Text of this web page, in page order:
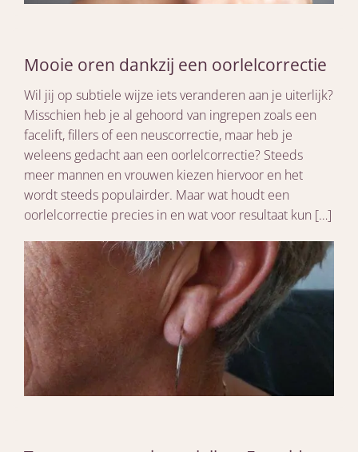
Mooie oren dankzij een oorlelcorrectie
Wil jij op subtiele wijze iets veranderen aan je uiterlijk?
Misschien heb je al gehoord van ingrepen zoals een
facelift, fillers of een neuscorrectie, maar heb je
weleens gedacht aan een oorlelcorrectie? Steeds
meer mannen en vrouwen kiezen hiervoor en het
wordt steeds populairder. Maar wat houdt een
oorlelcorrectie precies in en wat voor resultaat kun […]